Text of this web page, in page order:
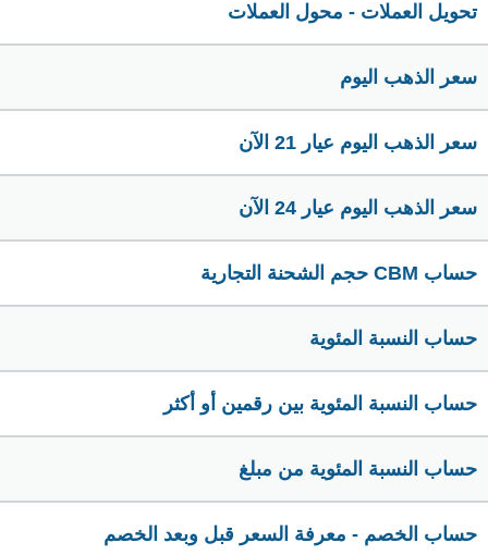
تحويل العملات - محول العملات
سعر الذهب اليوم
سعر الذهب اليوم عيار 21 الآن
سعر الذهب اليوم عيار 24 الآن
حساب CBM حجم الشحنة التجارية
حساب النسبة المئوية
حساب النسبة المئوية بين رقمين أو أكثر
حساب النسبة المئوية من مبلغ
حساب الخصم - معرفة السعر قبل وبعد الخصم